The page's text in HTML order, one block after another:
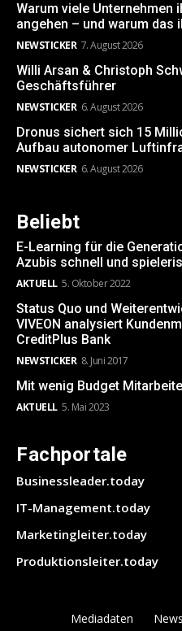
Warum viele Unternehmen
angehen – und warum das
NEWSTICKER 7. August 2026
Willi Arsan & Christoph
Geschäftsführer
NEWSTICKER 6. August 2026
Dronus sichert sich 15
Aufbau autonomer
NEWSTICKER 6. August 2026
Beliebt
E-Learning für die
Azubis schnell und
AKTUELL 5. Oktober 2022
Status Quo und
VIVEON analysiert
CreditPlus Bank
NEWSTICKER 8. Juni 2017
Mit wenig Budget
AKTUELL 5. Mai 2023
Fachportale
Businessleader.today
IT-Management.today
Marketingleiter.today
Produktionsleiter.today
Mediadaten